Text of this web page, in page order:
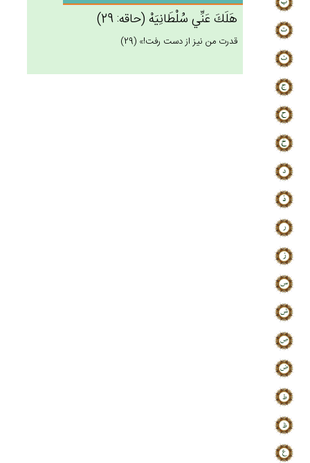
هَلَك‌َ عَنِّي‌ سُلْطَانِيَه‌ْ (حاقه: 29)
قدرت من نيز از دست رفت!» (29)